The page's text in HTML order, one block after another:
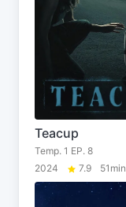
Teacup
Temp. 1 EP. 8
2024
7.9 51min